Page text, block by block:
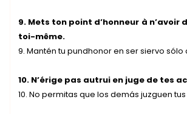
9. Mets ton point d’honneur à n’avoir
toi-même.
9. Mantén tu pundhonor en ser siervo sólo
10. N’érige pas autrui en juge de tes
10. No permitas que los demás juzguen